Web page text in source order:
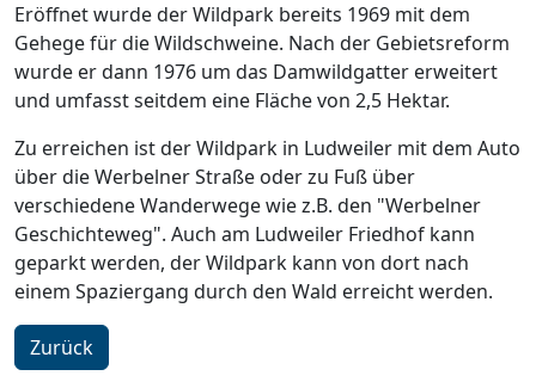
Eröffnet wurde der Wildpark bereits 1969 mit dem
Gehege für die Wildschweine. Nach der Gebietsreform
wurde er dann 1976 um das Damwildgatter erweitert
und umfasst seitdem eine Fläche von 2,5 Hektar.
Zu erreichen ist der Wildpark in Ludweiler mit dem Auto
über die Werbelner Straße oder zu Fuß über
verschiedene Wanderwege wie z.B. den "Werbelner
Geschichteweg". Auch am Ludweiler Friedhof kann
geparkt werden, der Wildpark kann von dort nach
einem Spaziergang durch den Wald erreicht werden.
Zurück